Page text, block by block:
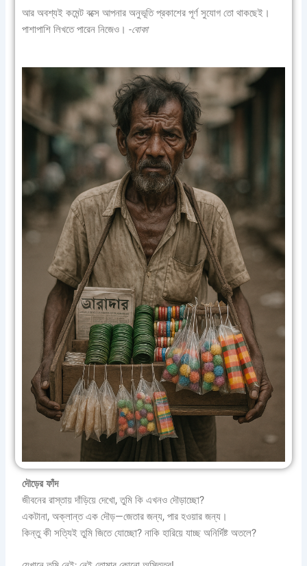
আর অবশ্যই কমেন্ট বক্সে আপনার অনুভূতি প্রকাশের পূর্ণ সুযোগ তো থাকছেই।
পাশাপাশি লিখতে পারেন নিজেও।-বোকা
দৌড়েরফাঁদ
জীবনের রাস্তায় দাঁড়িয়ে দেখো, তুমি কি এখনও দৌড়াচ্ছো?
একটানা, অক্লান্ত এক দৌড়—জেতার জন্য, পার হওয়ার জন্য।
কিন্তু কী সত্যিই তুমি জিতে যোচ্ছো? নাকি হারিয়ে যাচ্ছ অনির্দিষ্ট অতলে?